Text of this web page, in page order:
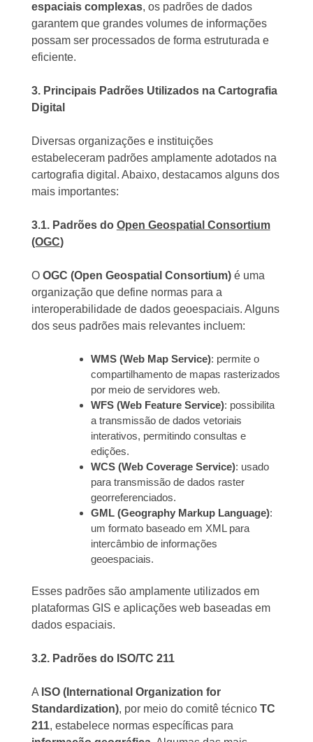
espaciais complexas, os padrões de dados
garantem que grandes volumes de informações
possam ser processados de forma estruturada e
eficiente.
3. Principais Padrões Utilizados na Cartografia
Digital
Diversas organizações e instituições
estabeleceram padrões amplamente adotados na
cartografia digital. Abaixo, destacamos alguns dos
mais importantes:
3.1. Padrões do Open Geospatial Consortium
(OGC)
O OGC (Open Geospatial Consortium)é uma
organização que define normas para a
interoperabilidade de dados geoespaciais. Alguns
dos seus padrões mais relevantes incluem:
WMS (Web Map Service): permite o
compartilhamento de mapas rasterizados
por meio de servidores web.
WFS (Web Feature Service): possibilita
a transmissão de dados vetoriais
interativos, permitindo consultas e
edições.
WCS (Web Coverage Service): usado
para transmissão de dados raster
georreferenciados.
GML (Geography Markup Language):
um formato baseado em XML para
intercâmbio de informações
geoespaciais.
Esses padrões são amplamente utilizados em
plataformas GIS e aplicações web baseadas em
dados espaciais.
3.2. Padrões do ISO/TC 211
A ISO (International Organization for
Standardization), por meio do comitê técnico TC
211, estabelece normas específicas para